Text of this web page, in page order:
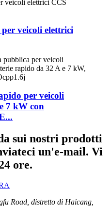
veicoli elettrici
per veicoli
7 kW con
sui nostri prodotti
un'e-mail. Vi
ore.
Road, distretto di Haicang,